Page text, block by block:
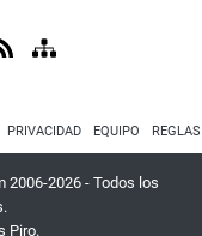
PRIVACIDAD EQUIPO
2006-2026 - Todos los
Piro.